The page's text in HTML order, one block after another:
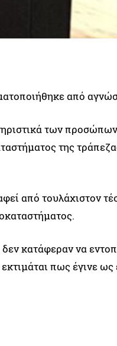
από
των προσώπων
της
από τουλάχιστον
κατάφεραν να
πως έγινε